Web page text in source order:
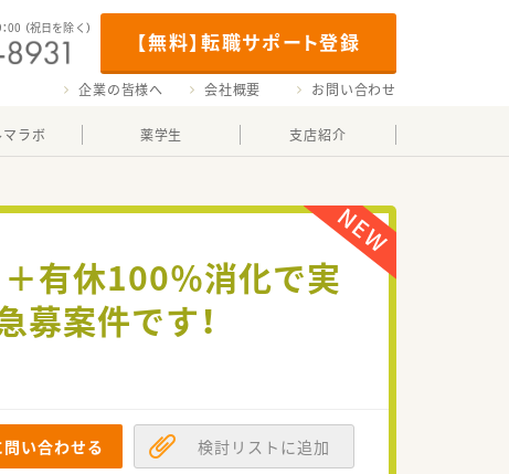
【無料】転職サポート登録
00 （祝日を除く）
企業の皆様へ 会社概要 お問い合わせ
ラボ 薬学生 支店紹介
＋有休100％消化で実
案件です！
い合わせる 検討リストに追加